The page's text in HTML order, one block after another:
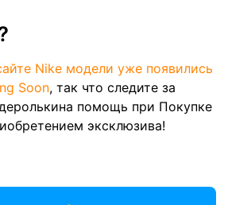
Nike модели уже появились
Soon, так что следите за
помощь при Покупке
эксклюзива!